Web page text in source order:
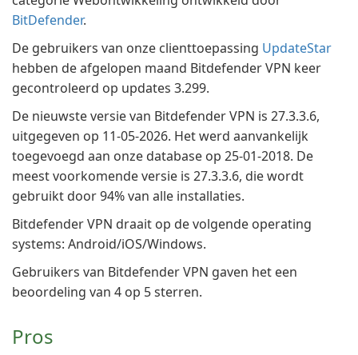
BitDefender.
De gebruikers van onze clienttoepassing UpdateStar
hebben de afgelopen maand Bitdefender VPN keer
gecontroleerd op updates 3.299.
De nieuwste versie van Bitdefender VPN is 27.3.3.6,
uitgegeven op 11-05-2026. Het werd aanvankelijk
toegevoegd aan onze database op 25-01-2018. De
meest voorkomende versie is 27.3.3.6, die wordt
gebruikt door 94% van alle installaties.
Bitdefender VPN draait op de volgende operating
systems: Android/iOS/Windows.
Gebruikers van Bitdefender VPN gaven het een
beoordeling van 4 op 5 sterren.
Pros